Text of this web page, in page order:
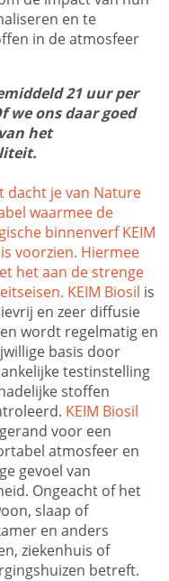
en te
in de atmosfeer
21 uur per
we ons daar goed
het
dacht je van Nature
waarmee de
binnenverfKEIM
is voorzien. Hiermee
het aan de strenge
KEIM Biosil is
en zeer diffusie
wordt regelmatig en
basis door
testinstelling
stoffen
KEIM Biosil
voor een
atmosfeer en
gevoel van
Ongeacht of het
slaap of
en anders
ziekenhuis of
betreft.